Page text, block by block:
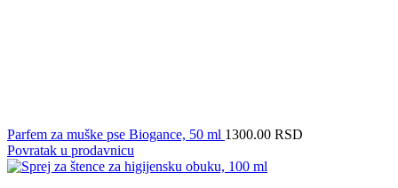
Parfem za muške pse Biogance, 50 ml 1300.00 RSD
Povratak u prodavnicu